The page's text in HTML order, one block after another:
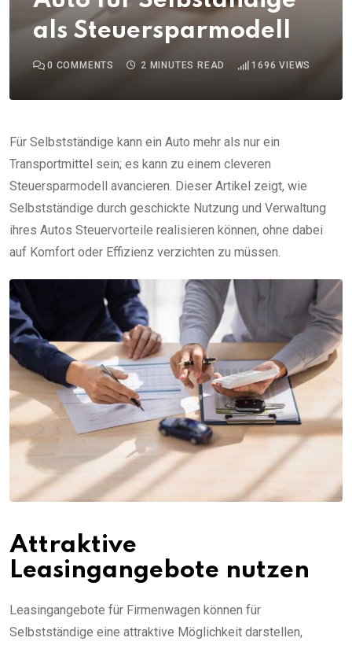
als Steuersparmodell
0 COMMENTS 2 MINUTES READ 1696 VIEWS
Für Selbstständige kann ein Auto mehr als nur ein
Transportmittel sein; es kann zu einem cleveren
Steuersparmodell avancieren. Dieser Artikel zeigt, wie
Selbstständige durch geschickte Nutzung und Verwaltung
ihres Autos Steuervorteile realisieren können, ohne dabei
auf Komfort oder Effizienz verzichten zu müssen.
Attraktive
Leasingangebote nutzen
Leasingangebote für Firmenwagen können für
Selbstständige eine attraktive Möglichkeit darstellen,